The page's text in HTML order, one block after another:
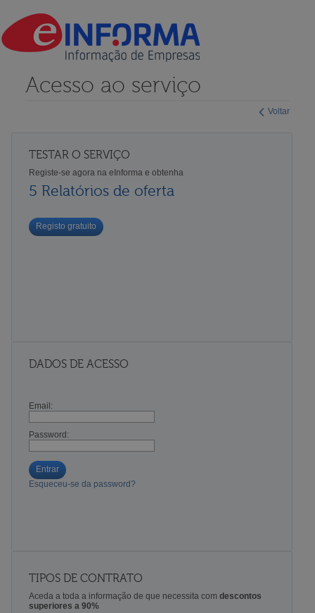
Voltar
Acesso ao serviço
TESTAR O SERVIÇO
Registe-se agora na eInforma e obtenha
5 Relatórios de oferta
Registo gratuito
DADOS DE ACESSO
Email:
Password:
Entrar
Esqueceu-se da password?
TIPOS DE CONTRATO
Aceda a toda a informação de que necessita com descontos
superiores a 90%